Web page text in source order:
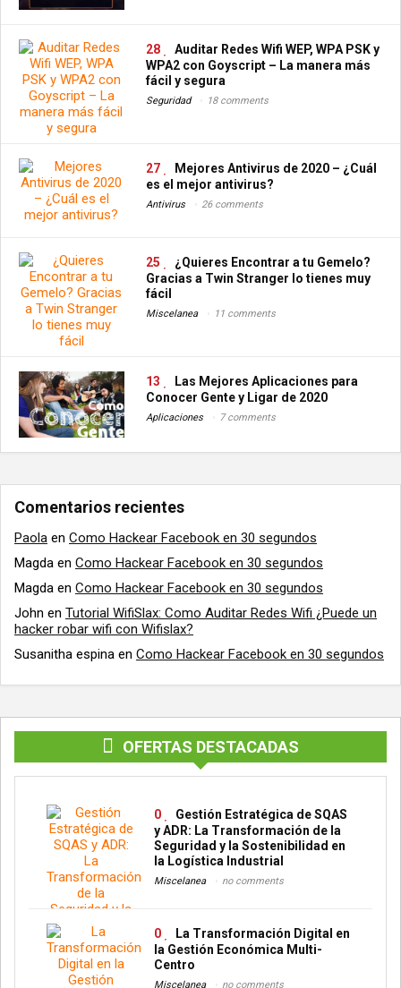
28
Auditar Redes Wifi WEP, WPA PSK y
WPA2 con Goyscript – La manera más
fácil y segura
Seguridad 18 comments
27
Mejores Antivirus de 2020 – ¿Cuál
es el mejor antivirus?
Antivirus 26 comments
25
¿Quieres Encontrar a tu Gemelo?
Gracias a Twin Stranger lo tienes muy
fácil
Miscelanea 11 comments
13
Las Mejores Aplicaciones para
Conocer Gente y Ligar de 2020
Aplicaciones 7 comments
Comentarios recientes
Paola en Como Hackear Facebook en 30 segundos
Magda en Como Hackear Facebook en 30 segundos
Magda en Como Hackear Facebook en 30 segundos
John en Tutorial WifiSlax: Como Auditar Redes Wifi ¿Puede un
hacker robar wifi con Wifislax?
Susanitha espina en Como Hackear Facebook en 30 segundos
OFERTAS DESTACADAS
0
Gestión Estratégica de SQAS
y ADR: La Transformación de la
Seguridad y la Sostenibilidad en
la Logística Industrial
Miscelanea no comments
0
La Transformación Digital en
la Gestión Económica Multi-
Centro
Miscelanea no comments